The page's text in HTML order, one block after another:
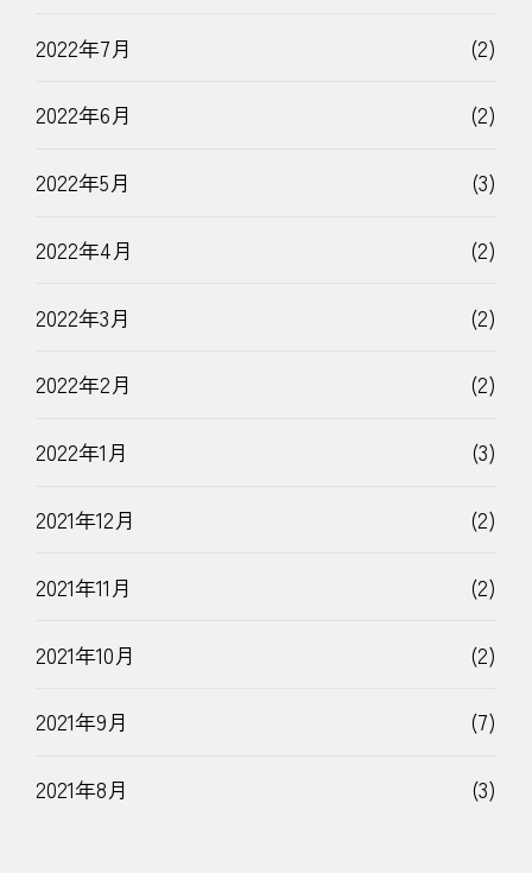
2022年7月 (2)
2022年6月 (2)
2022年5月 (3)
2022年4月 (2)
2022年3月 (2)
2022年2月 (2)
2022年1月 (3)
2021年12月 (2)
2021年11月 (2)
2021年10月 (2)
2021年9月 (7)
2021年8月 (3)